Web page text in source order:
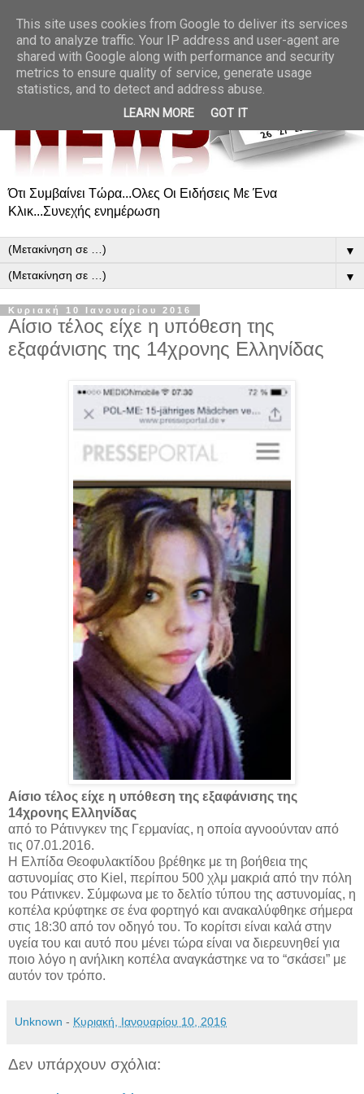
Ότι Συμβαίνει Τώρα...Ολες Οι Ειδήσεις Με Ένα
Κλικ...Συνεχής ενημέρωση
▼
▼
Κυριακή 10 Ιανουαρίου 2016
Αίσιο τέλος είχε η υπόθεση της
εξαφάνισης της 14χρονης Ελληνίδας
Αίσιο τέλος είχε η υπόθεση της εξαφάνισης της
14χρονης Ελληνίδας
από το Ράτινγκεν της Γερμανίας, η οποία αγνοούνταν από
τις 07.01.2016.
Η Ελπίδα Θεοφυλακτίδου βρέθηκε με τη βοήθεια της
αστυνομίας στο Kiel, περίπου 500 χλμ μακριά από την πόλη
του Ράτινκεν. Σύμφωνα με το δελτίο τύπου της αστυνομίας, η
κοπέλα κρύφτηκε σε ένα φορτηγό και ανακαλύφθηκε σήμερα
στις 18:30 από τον οδηγό του. Το κορίτσι είναι καλά στην
υγεία του και αυτό που μένει τώρα είναι να διερευνηθεί για
ποιο λόγο η ανήλικη κοπέλα αναγκάστηκε να το “σκάσει” με
αυτόν τον τρόπο.
Unknown - Κυριακή, Ιανουαρίου 10, 2016
Δεν υπάρχουν σχόλια:
This site uses cookies from Google to deliver its services
and to analyze traffic. Your IP address and user-agent are
shared with Google along with performance and security
metrics to ensure quality of service, generate usage
statistics, and to detect and address abuse.
LEARN MORE GOT IT